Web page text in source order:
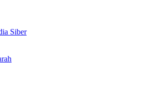
Siber